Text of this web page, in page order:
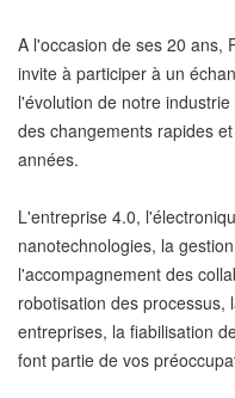
A l'occasion de ses 20 ans,
invite à participer à un
l'évolution de notre
des changements rapides
années.
L'entreprise 4.0,
nanotechnologies, la
l'accompagnement des
robotisation des processus,
entreprises, la fiabilisation
font partie de vos